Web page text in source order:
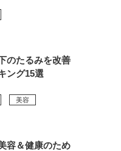
のたるみを改善
ング15選
美容
容＆健康のため